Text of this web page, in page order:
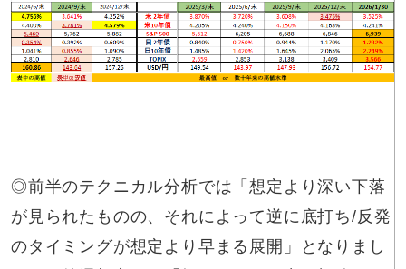
◎前半のテクニカル分析では「想定より深い下落
が見られたものの、それによって逆に底打ち/反発
のタイミングが想定より早まる展開」となりまし